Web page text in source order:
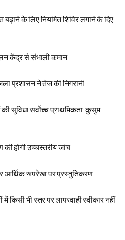
के लिए नियमित शिविर लगाने के दिए
केंद्र से संभाली कमान
प्रशासन ने तेज की निगरानी
सुविधा सर्वोच्च प्राथमिकता: कुसुम
की होगी उच्चस्तरीय जांच
आर्थिक रूपरेखा पर प्रस्तुतिकरण
किसी भी स्तर पर लापरवाही स्वीकार नहीं